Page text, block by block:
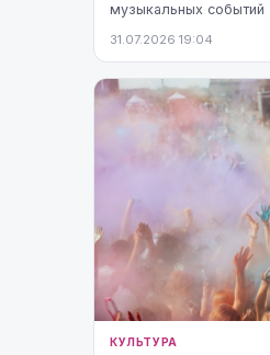
музыкальных
Брежнева. Начало
31.07.2026 19:04
КУЛЬТУРА